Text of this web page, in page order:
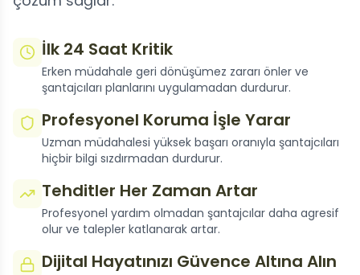
İlk 24 Saat Kritik
Erken müdahale geri dönüşümez zararı önler ve
şantajcıları planlarını uygulamadan durdurur.
Profesyonel Koruma İşle Yarar
Uzman müdahalesi yüksek başarı oranıyla şantajcıları
hiçbir bilgi sızdırmadan durdurur.
Tehditler Her Zaman Artar
Profesyonel yardım olmadan şantajcılar daha agresif
olur ve talepler katlanarak artar.
Dijital Hayatınızı Güvence Altına Alın